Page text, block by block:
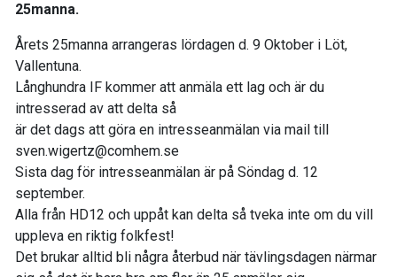
25manna.
Årets 25manna arrangeras lördagen d. 9 Oktober i Löt,
Vallentuna.
Långhundra IF kommer att anmäla ett lag och är du
intresserad av att delta så
är det dags att göra en intresseanmälan via mail till
sven.wigertz@comhem.se
Sista dag för intresseanmälan är på Söndag d. 12
september.
Alla från HD12 och uppåt kan delta så tveka inte om du vill
uppleva en riktig folkfest!
Det brukar alltid bli några återbud när tävlingsdagen närmar